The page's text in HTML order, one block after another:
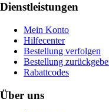
Dienstleistungen
Mein Konto
Hilfecenter
Bestellung verfolgen
Bestellung
Rabattcodes
Über uns